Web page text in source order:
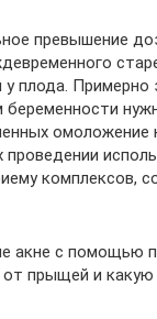
превышение
у плода. Примерно
беременности
омоложение
проведении
комплексов,
акне с помощью
от прыщей и какую